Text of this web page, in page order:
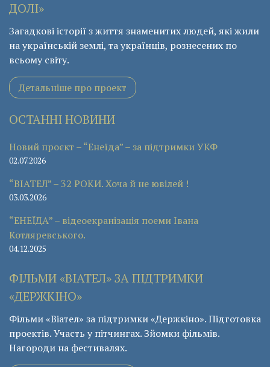
ДОЛІ»
Загадкові історії з життя знаменитих людей, які жили
на українській землі, та українців, рознесених по
всьому світу.
Детальніше про проект
ОСТАННІ НОВИНИ
Новий проєкт – “Енеїда” – за підтримки УКФ
02.07.2026
“ВІАТЕЛ” – 32 РОКИ. Хоча й не ювілей !
03.03.2026
“ЕНЕЇДА” – відеоекранізація поеми Івана
Котляревського.
04.12.2025
ФІЛЬМИ «ВІАТЕЛ» ЗА ПІДТРИМКИ
«ДЕРЖКІНО»
Фільми «Віател» за підтримки «Держкіно». Підготовка
проектів. Участь у пітчингах. Зйомки фільмів.
Нагороди на фестивалях.